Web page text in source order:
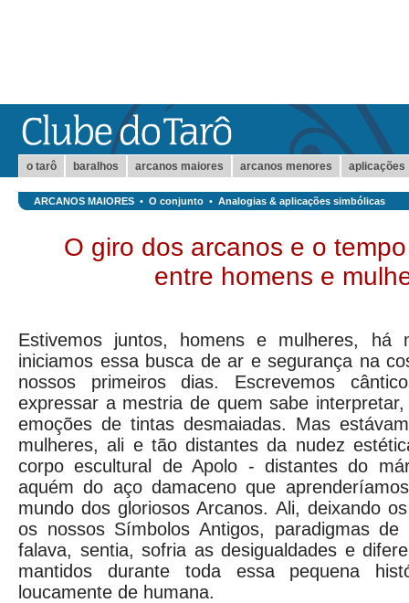
o tarô baralhos arcanos maiores arcanos menores aplicações
ARCANOS MAIORES • O conjunto • Analogias & aplicações simbólicas
O giro dos arcanos e o
entre homens e
Estivemos juntos, homens e mulheres, há
iniciamos essa busca de ar e segurança na
nossos primeiros dias. Escrevemos
expressar a mestria de quem sabe
emoções de tintas desmaiadas. Mas
mulheres, ali e tão distantes da nudez
corpo escultural de Apolo - distantes do
aquém do aço damaceno que
mundo dos gloriosos Arcanos. Ali, deixando
os nossos Símbolos Antigos, paradigmas de
falava, sentia, sofria as desigualdades e
mantidos durante toda essa pequena
loucamente de humana.